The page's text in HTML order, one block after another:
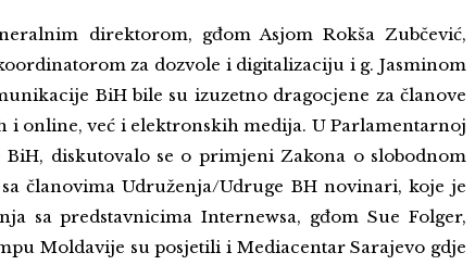
direktorom, gđom Asjom Rokša Zubčević,
za dozvole i digitalizaciju i g. Jasminom
BiH bile su izuzetno dragocjene za članove
i online, već i elektronskih medija. U Parlamentarnoj
BiH, diskutovalo se o primjeni Zakona o slobodnom
članovima Udruženja/Udruge BH novinari, koje je
sa predstavnicima Internewsa, gđom Sue Folger,
Moldavije su posjetili i Mediacentar Sarajevo gdje